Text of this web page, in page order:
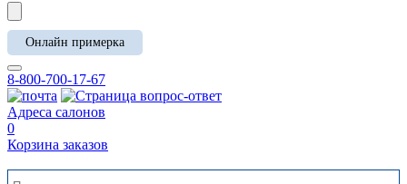
Онлайн примерка
8-800-700-17-67
Адреса салонов
0
Корзина заказов